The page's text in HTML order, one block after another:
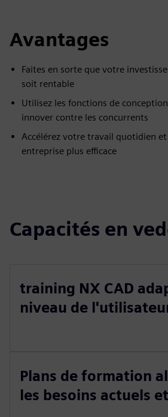
Avantages
Faites en sorte que votre
soit rentable
Utilisez les fonctions de
innover contre les concurrents
Accélérez votre travail quotidien
entreprise plus efficace
Capacités en
training NX CAD
niveau de
Plans de formation
les besoins actuels